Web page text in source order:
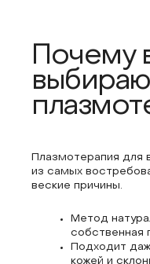
Почему
Плазмотерапия для
из самых
веские причины.
Метод
собственная
Подходит
кожей и